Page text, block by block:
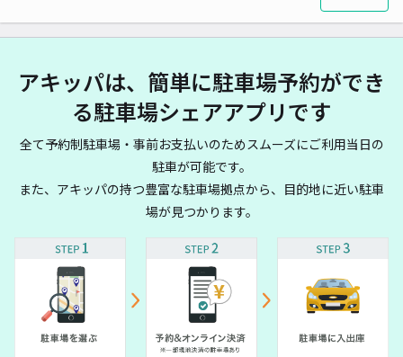
アキッパは、簡単に駐車場予約ができ
る駐車場シェアアプリです
全て予約制駐車場・事前お支払いのためスムーズにご利用当日の
駐車が可能です。
また、アキッパの持つ豊富な駐車場拠点から、目的地に近い駐車
場が見つかります。